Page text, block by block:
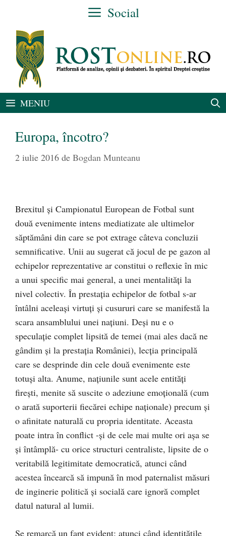
conținut
Social
MENIU
Europa, încotro?
2 iulie 2016 de Bogdan Munteanu
Brexitul şi Campionatul European de Fotbal sunt
două evenimente intens mediatizate ale ultimelor
săptămâni din care se pot extrage câteva concluzii
semnificative. Unii au sugerat că jocul de pe gazon al
echipelor reprezentative ar constitui o reflexie în mic
a unui specific mai general, a unei mentalităţi la
nivel colectiv. În prestaţia echipelor de fotbal s-ar
întâlni aceleaşi virtuţi şi cusururi care se manifestă la
scara ansamblului unei naţiuni. Deşi nu e o
speculaţie complet lipsită de temei (mai ales dacă ne
gândim şi la prestaţia României), lecţia principală
care se desprinde din cele două evenimente este
totuşi alta. Anume, naţiunile sunt acele entităţi
fireşti, menite să suscite o adeziune emoţională (cum
o arată suporterii fiecărei echipe naţionale) precum şi
o afinitate naturală cu propria identitate. Aceasta
poate intra în conflict -şi de cele mai multe ori aşa se
şi întâmplă- cu orice structuri centraliste, lipsite de o
veritabilă legitimitate democratică, atunci când
acestea încearcă să impună în mod paternalist măsuri
de inginerie politică şi socială care ignoră complet
datul natural al lumii.
Se remarcă un fapt evident: atunci când identităţile